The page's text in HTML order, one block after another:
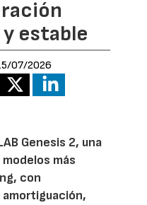
estable
07/2026
Genesis 2, una
más
con